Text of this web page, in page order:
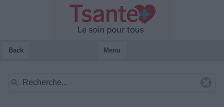
Back Menu